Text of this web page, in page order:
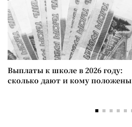
Выплаты к школе в 2026 году:
сколько дают и кому положены